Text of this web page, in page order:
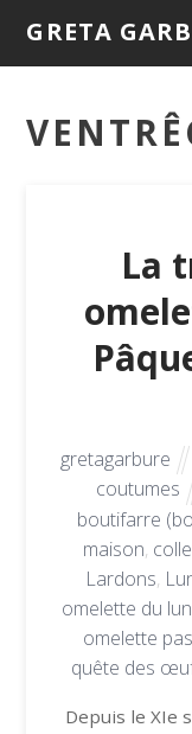
GRETA
La
gretagarbure
coutumes
boutifarre
maison,
Lardons,
omelette du
omelette
quête des
Depuis le XIe